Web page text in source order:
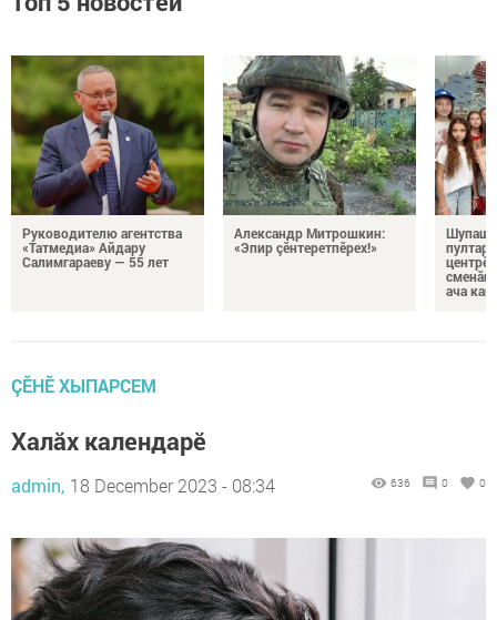
Руководителю агентства
«Татмедиа» Айдару
Салимгараеву — 55 лет
Александр Митрошкин:
«Эпир çӗнтеретпӗрех!»
ача
ÇӖНӖ ХЫПАРСЕМ
Халăх календарĕ
admin, 18 December 2023 - 08:34 636 0 0